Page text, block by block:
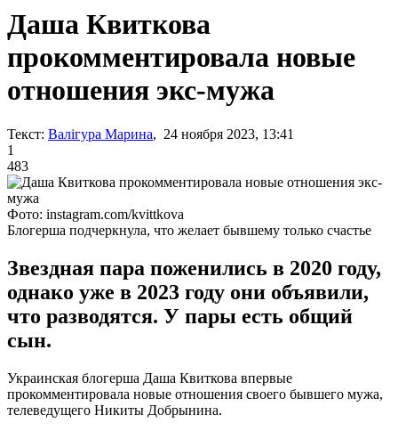
Даша Квиткова
прокомментировала новые
отношения экс-мужа
Текст: Валігура Марина, 24 ноября 2023, 13:41
1
483
Фото: instagram.com/kvittkova
Блогерша подчеркнула, что желает бывшему только счастье
Звездная пара поженились в 2020 году,
однако уже в 2023 году они объявили,
что разводятся. У пары есть общий
сын.
Украинская блогерша Даша Квиткова впервые
прокомментировала новые отношения своего бывшего мужа,
телеведущего Никиты Добрынина.